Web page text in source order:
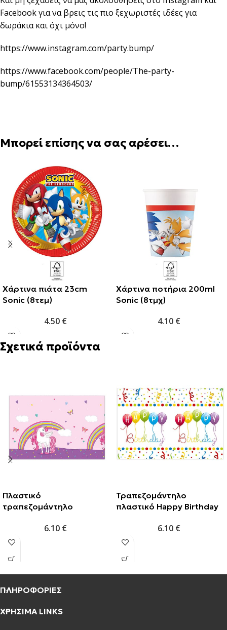
Facebook για να βρεις τις πιο ξεχωριστές ιδέες για
δωράκια και όχι μόνο!
https://www.instagram.com/party.bump/
https://www.facebook.com/people/The-party-
bump/61553134364503/
Μπορεί επίσης να σας αρέσει…
Χάρτινα πιάτα 23cm
Sonic (8τεμ)
4.50 €
Χάρτινα ποτήρια 200ml
Sonic (8τμχ)
4.10 €
Σχετικά προϊόντα
Πλαστικό
τραπεζομάντηλο
6.10 €
Τραπεζομάντηλο
πλαστικό Happy Birthday
6.10 €
ΠΛΗΡΟΦΟΡΙΕΣ
ΧΡΗΣΙΜΑ LINKS